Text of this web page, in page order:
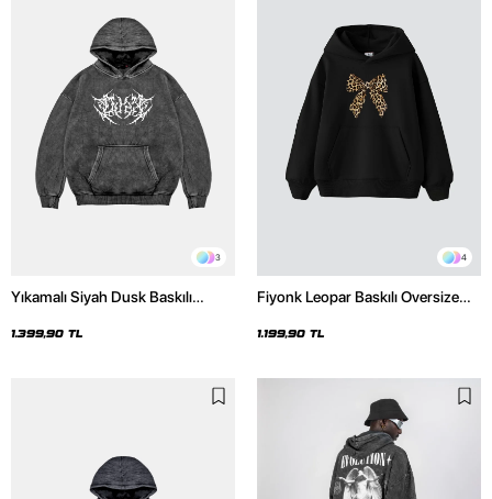
3
Yıkamalı Siyah Dusk Baskılı
1.399,90 TL
4
Fiyonk Leopar Baskılı Oversize
1.199,90 TL